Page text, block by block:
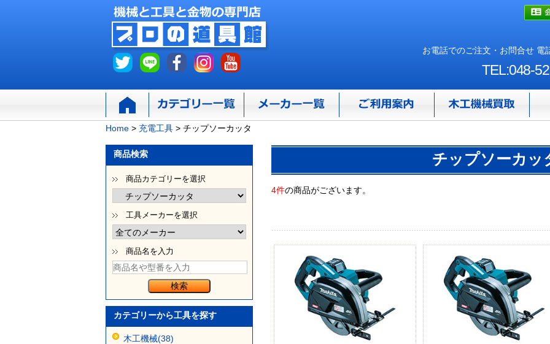
お電話でのご注文・お問合せ 電
TEL:048-
Home > 充電工具 > チップソーカッタ
チップソーカッ
4件の商品がございます。
商品検索
商品カテゴリーを選択
工具メーカーを選択
商品名を入力
カテゴリーから工具を探す
木工機械(38)